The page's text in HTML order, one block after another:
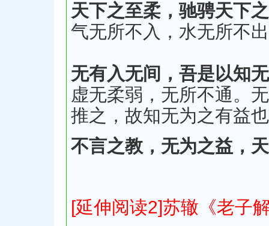
天下之至柔，驰骋天下
气无所不入，水无所不
无有入无间，吾是以知
虚无柔弱，无所不通。
推之，故知无为之有益
不言之教，无为之益，
[延伸阅读2]苏辙《老子